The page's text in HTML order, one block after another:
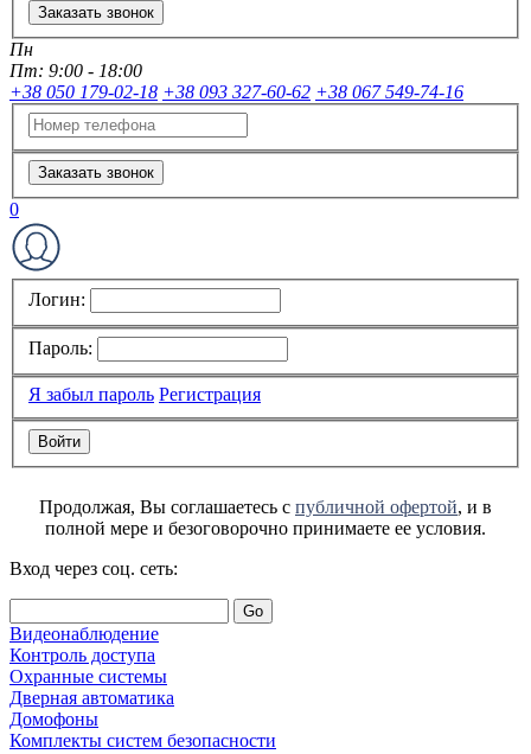
Заказать звонок
Пн
Пт: 9:00 - 18:00
+38 050 179-02-18 +38 093 327-60-62 +38 067 549-74-16
Заказать звонок
0
Логин:
Пароль:
Я забыл пароль Регистрация
Продолжая, Вы соглашаетесь с публичной офертой, и в
полной мере и безоговорочно принимаете ее условия.
Вход через соц. сеть:
Go
Видеонаблюдение
Контроль доступа
Охранные системы
Дверная автоматика
Домофоны
Комплекты систем безопасности